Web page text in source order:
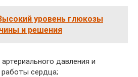
уровень глюкозы
и решения
давления и
сердца;